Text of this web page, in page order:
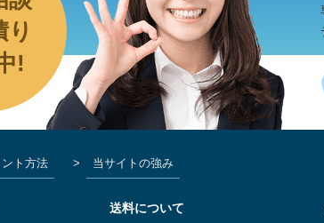
り
!
ント方法 > 当サイトの強み
送料について